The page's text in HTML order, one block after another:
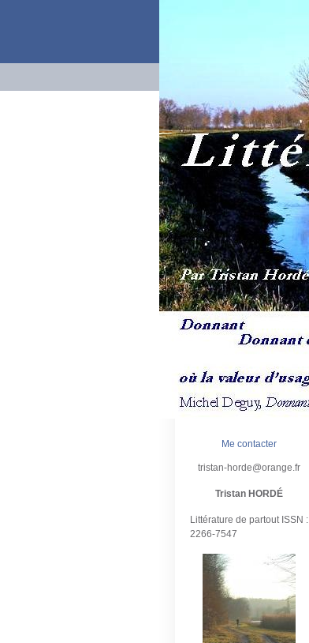
Me contacter
tristan-horde@orange.fr
Tristan HORDÉ
Littérature de partout ISSN :
2266-7547